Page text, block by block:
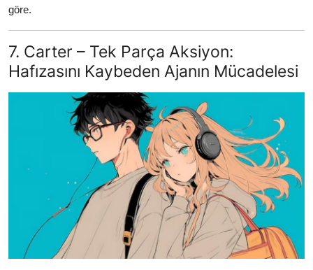
göre.
7. Carter – Tek Parça Aksiyon:
Hafızasını Kaybeden Ajanın Mücadelesi